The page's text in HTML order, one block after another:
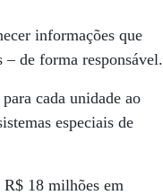
informações que
– de forma responsável.
cada unidade ao
especiais de
R$ 18 milhões em